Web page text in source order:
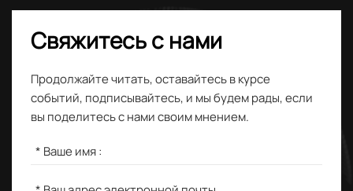
Свяжитесь с нами
Продолжайте читать, оставайтесь в курсе
событий, подписывайтесь, и мы будем рады, если
вы поделитесь с нами своим мнением.